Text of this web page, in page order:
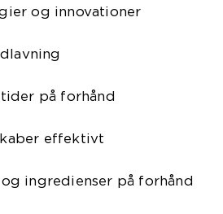
og innovationer
på forhånd
effektivt
ingredienser på forhånd